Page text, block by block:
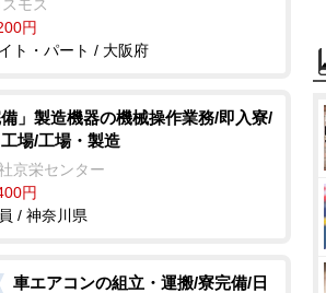
モス
円
ト・パート / 大阪府
備」製造機器の機械操作業務/即入寮/
場/工場・製造
京栄センター
円
/ 神奈川県
車エアコンの組立・運搬/寮完備/日